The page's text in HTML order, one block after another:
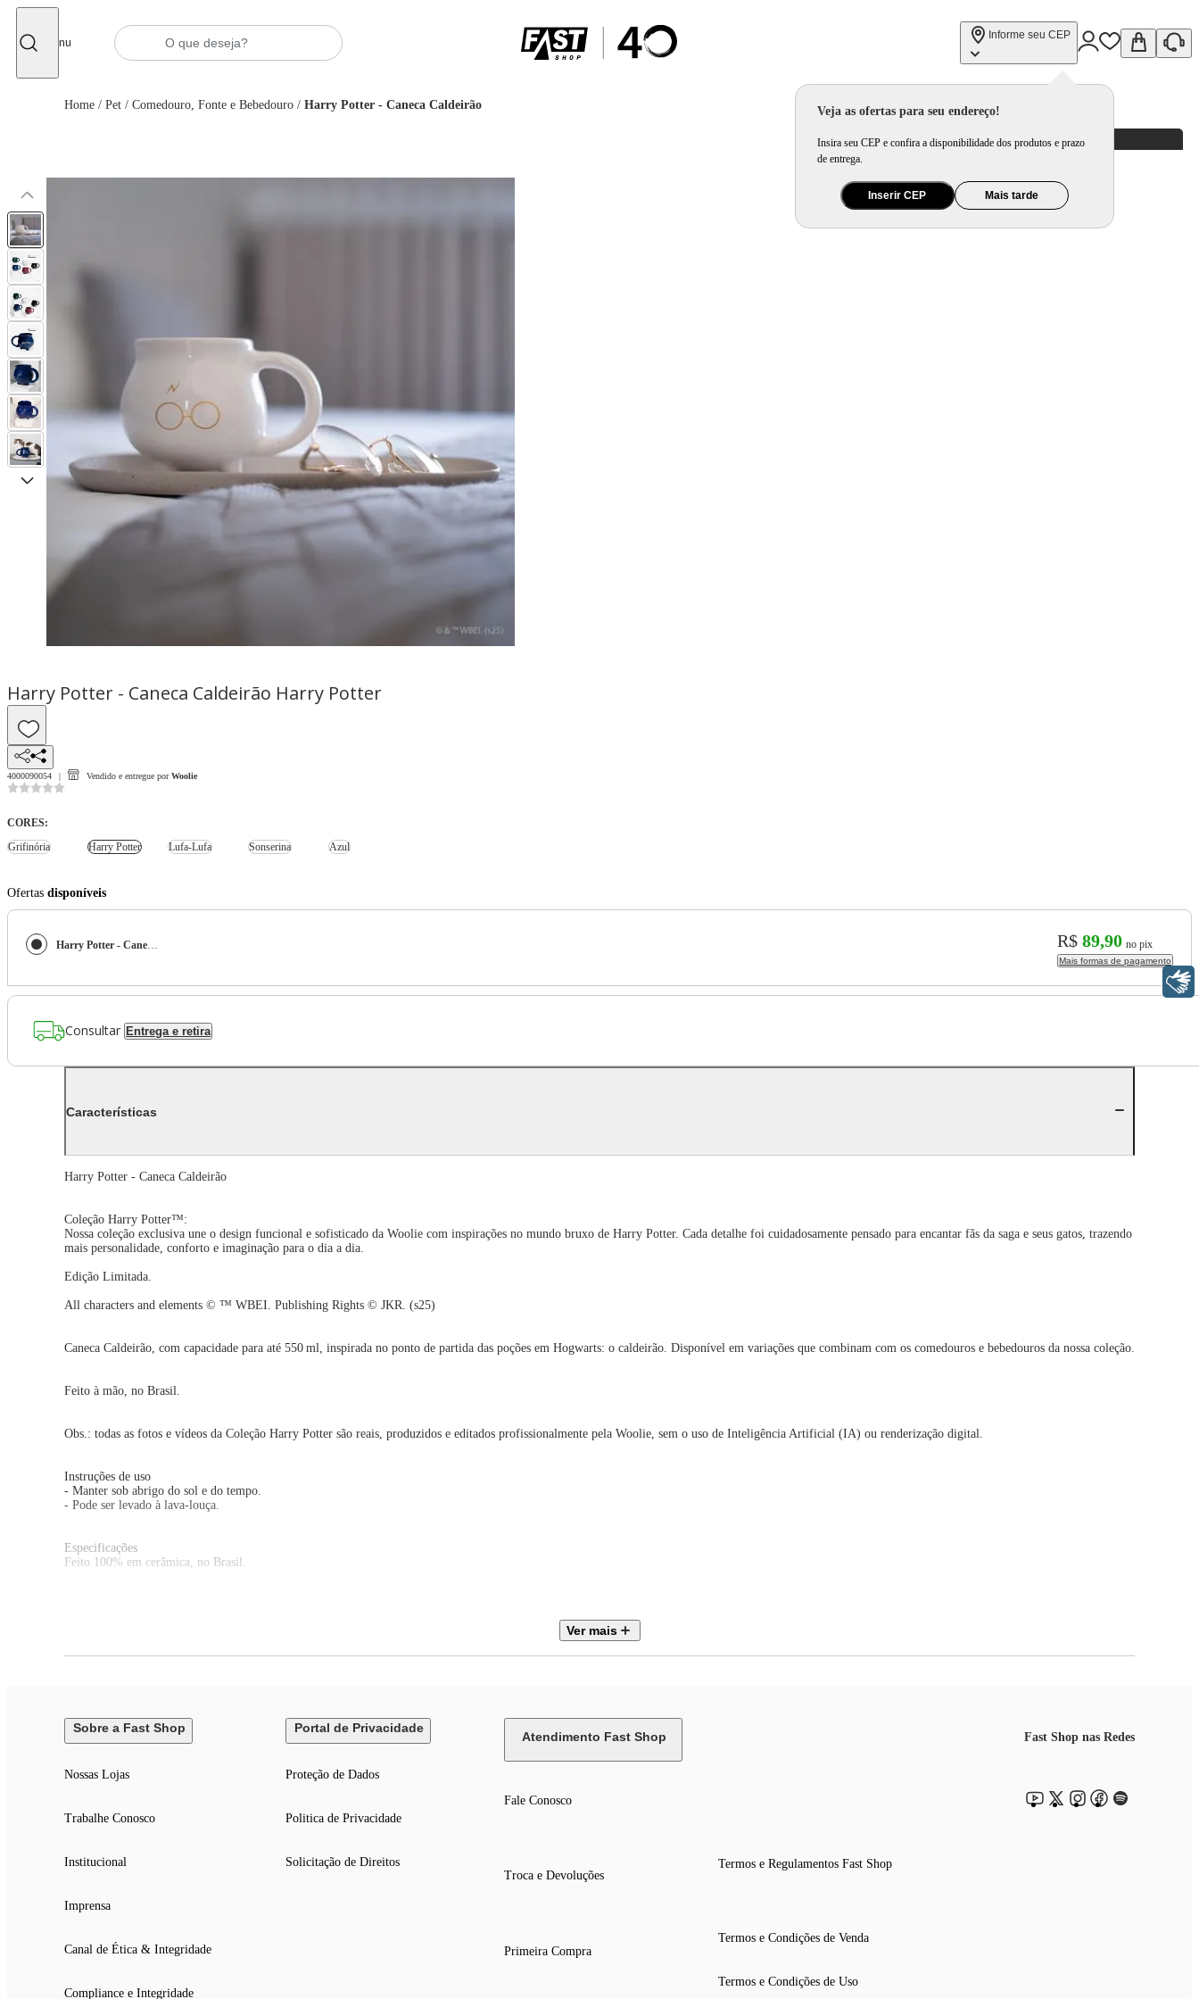
Menu
Informe seu CEP
Veja as ofertas para seu endereço!
Insira seu CEP e confira a disponibilidade dos produtos e prazo
de entrega.
Inserir CEP Mais tarde
Home / Pet / Comedouro, Fonte e Bebedouro / Harry Potter - Caneca Caldeirão
Harry Potter - Caneca Caldeirão Harry Potter
4000090054 Vendido e entregue por Woolie
CORES:
Grifinória
Harry Potter Lufa-Lufa Sonserina Azul
Ofertas disponíveis
Harry Potter - Caneca Caldeirão R$ 89,90 no pix
Mais formas de pagamento
Consultar Entrega e retira
Características
Harry Potter - Caneca Caldeirão
Coleção Harry Potter™:
Nossa coleção exclusiva une o design funcional e sofisticado da Woolie com inspirações no mundo bruxo de Harry Potter. Cada detalhe foi cuidadosamente pensado para encantar fãs da saga e seus gatos, trazendo
mais personalidade, conforto e imaginação para o dia a dia.
Edição Limitada.
All characters and elements ©️ ™️ WBEI. Publishing Rights ©️ JKR. (s25)
Caneca Caldeirão, com capacidade para até 550 ml, inspirada no ponto de partida das poções em Hogwarts: o caldeirão. Disponível em variações que combinam com os comedouros e bebedouros da nossa coleção.
Feito à mão, no Brasil.
Obs.: todas as fotos e vídeos da Coleção Harry Potter são reais, produzidos e editados profissionalmente pela Woolie, sem o uso de Inteligência Artificial (IA) ou renderização digital.
Instruções de uso
- Manter sob abrigo do sol e do tempo.
- Pode ser levado à lava-louça.
Especificações
Feito 100% em cerâmica, no Brasil.
Ver mais
Sobre a Fast Shop
Nossas Lojas
Trabalhe Conosco
Institucional
Imprensa
Canal de Ética & Integridade
Compliance e Integridade
Portal de Privacidade
Proteção de Dados
Politica de Privacidade
Solicitação de Direitos
Atendimento Fast Shop
Fale Conosco
Troca e Devoluções
Primeira Compra
Termos e Regulamentos Fast Shop
Termos e Condições de Venda
Termos e Condições de Uso
Fast Shop nas Redes